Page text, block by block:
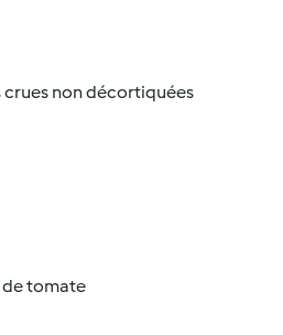
crues non décortiquées
de tomate